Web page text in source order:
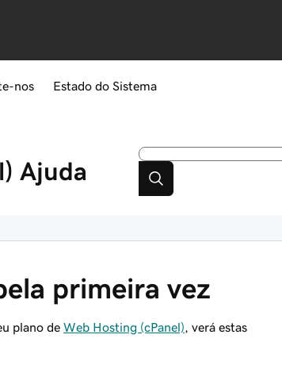
nos Estado do Sistema
Ajuda
primeira vez
plano de Web Hosting (cPanel) , verá estas